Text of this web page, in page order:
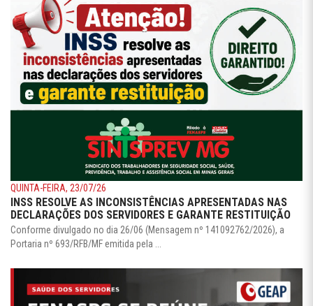
QUINTA-FEIRA, 23/07/26
INSS RESOLVE AS INCONSISTÊNCIAS APRESENTADAS NAS
DECLARAÇÕES DOS SERVIDORES E GARANTE RESTITUIÇÃO
Conforme divulgado no dia 26/06 (Mensagem nº 141092762/2026), a
Portaria nº 693/RFB/MF emitida pela ...